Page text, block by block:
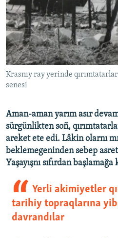
FİKİR
Русский
Українською
QOŞULIÑIZ!
RFE/RS bütün saytları
Krasnıy ray yerinde
senesi
Aman-aman yarım asır
sürgünlikten soñ,
areket ete edi. Lâkin olarnı
beklemegeninden sebep
Yaşayışnı sıfırdan
Yerli akimiyetler
tarihiy topraqlarına
davrandılar